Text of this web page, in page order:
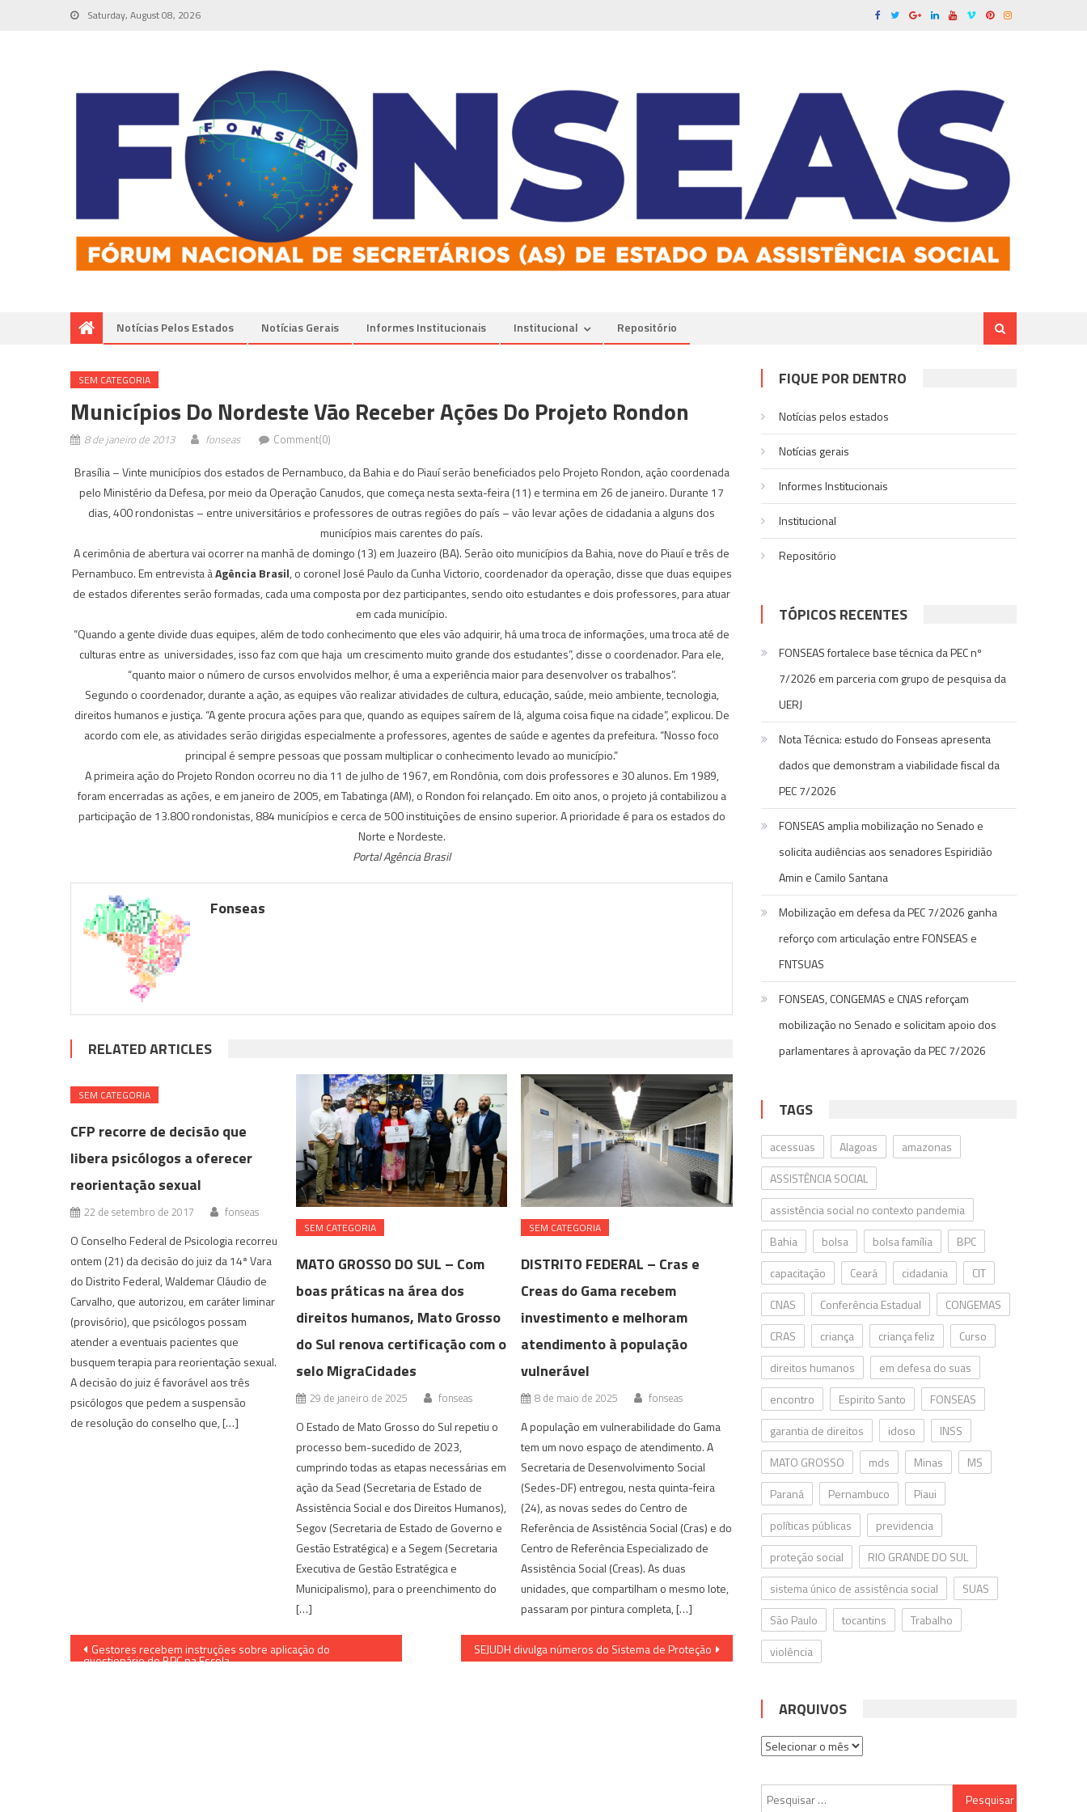
Saturday, August 08, 2026
Notícias Pelos Estados Notí­cias Gerais Informes Institucionais Institucional Repositório
SEM CATEGORIA
Municípios Do Nordeste Vão Receber Ações Do Projeto Rondon
8 de janeiro de 2013 fonseas Comment(0)
Brasília – Vinte municípios dos estados de Pernambuco, da Bahia e do Piauí serão beneficiados pelo Projeto Rondon, ação coordenada
pelo Ministério da Defesa, por meio da Operação Canudos, que começa nesta sexta-feira (11) e termina em 26 de janeiro. Durante 17
dias, 400 rondonistas – entre universitários e professores de outras regiões do país – vão levar ações de cidadania a alguns dos
municípios mais carentes do país.
A cerimônia de abertura vai ocorrer na manhã de domingo (13) em Juazeiro (BA). Serão oito municípios da Bahia, nove do Piauí e três de
Pernambuco. Em entrevista àAgência Brasil, o coronel José Paulo da Cunha Victorio, coordenador da operação, disse que duas equipes
de estados diferentes serão formadas, cada uma composta por dez participantes, sendo oito estudantes e dois professores, para atuar
em cada município.
“Quando a gente divide duas equipes, além de todo conhecimento que eles vão adquirir, há uma troca de informações, uma troca até de
culturas entre as universidades, isso faz com que haja um crescimento muito grande dos estudantes”, disse o coordenador. Para ele,
“quanto maior o número de cursos envolvidos melhor, é uma a experiência maior para desenvolver os trabalhos”.
Segundo o coordenador, durante a ação, as equipes vão realizar atividades de cultura, educação, saúde, meio ambiente, tecnologia,
direitos humanos e justiça. “A gente procura ações para que, quando as equipes saírem de lá, alguma coisa fique na cidade”, explicou. De
acordo com ele, as atividades serão dirigidas especialmente a professores, agentes de saúde e agentes da prefeitura. “Nosso foco
principal é sempre pessoas que possam multiplicar o conhecimento levado ao município.”
A primeira ação do Projeto Rondon ocorreu no dia 11 de julho de 1967, em Rondônia, com dois professores e 30 alunos. Em 1989,
foram encerradas as ações, e em janeiro de 2005, em Tabatinga (AM), o Rondon foi relançado. Em oito anos, o projeto já contabilizou a
participação de 13.800 rondonistas, 884 municípios e cerca de 500 instituições de ensino superior. A prioridade é para os estados do
Norte e Nordeste.
Portal Agência Brasil
Fonseas
RELATED ARTICLES
SEM CATEGORIA
CFP recorre de decisão que
libera psicólogos a oferecer
reorientação sexual
22 de setembro de 2017 fonseas
O Conselho Federal de Psicologia recorreu
ontem (21) da decisão do juiz da 14ª Vara
do Distrito Federal, Waldemar Cláudio de
Carvalho, que autorizou, em caráter liminar
(provisório), que psicólogos possam
atender a eventuais pacientes que
busquem terapia para reorientação sexual.
A decisão do juiz é favorável aos três
psicólogos que pedem a suspensão
de resolução do conselho que, […]
SEM CATEGORIA
MATO GROSSO DO SUL – Com
boas práticas na área dos
direitos humanos, Mato Grosso
do Sul renova certificação com o
selo MigraCidades
29 de janeiro de 2025 fonseas
O Estado de Mato Grosso do Sul repetiu o
processo bem-sucedido de 2023,
cumprindo todas as etapas necessárias em
ação da Sead (Secretaria de Estado de
Assistência Social e dos Direitos Humanos),
Segov (Secretaria de Estado de Governo e
Gestão Estratégica) e a Segem (Secretaria
Executiva de Gestão Estratégica e
Municipalismo), para o preenchimento do
[…]
SEM CATEGORIA
DISTRITO FEDERAL – Cras e
Creas do Gama recebem
investimento e melhoram
atendimento à população
vulnerável
8 de maio de 2025 fonseas
A população em vulnerabilidade do Gama
tem um novo espaço de atendimento. A
Secretaria de Desenvolvimento Social
(Sedes-DF) entregou, nesta quinta-feira
(24), as novas sedes do Centro de
Referência de Assistência Social (Cras) e do
Centro de Referência Especializado de
Assistência Social (Creas). As duas
unidades, que compartilham o mesmo lote,
passaram por pintura completa, […]
Navegação
Gestores recebem instruções sobre aplicação do
questionário do BPC na Escola
SEJUDH divulga números do Sistema de Proteção
FIQUE POR DENTRO
Notícias pelos estados
Notí­cias gerais
Informes Institucionais
Institucional
Repositório
TÓPICOS RECENTES
FONSEAS fortalece base técnica da PEC nº
7/2026 em parceria com grupo de pesquisa da
UERJ
Nota Técnica: estudo do Fonseas apresenta
dados que demonstram a viabilidade fiscal da
PEC 7/2026
FONSEAS amplia mobilização no Senado e
solicita audiências aos senadores Espiridião
Amin e Camilo Santana
Mobilização em defesa da PEC 7/2026 ganha
reforço com articulação entre FONSEAS e
FNTSUAS
FONSEAS, CONGEMAS e CNAS reforçam
mobilização no Senado e solicitam apoio dos
parlamentares à aprovação da PEC 7/2026
TAGS
acessuas Alagoas
amazonas
ASSISTÊNCIA SOCIAL
assistência social no contexto pandemia
Bahia
bolsa bolsa família
BPC
capacitação
Ceará cidadania
CIT
CNAS
Conferência Estadual
CONGEMAS
CRAS
criança criança feliz
Curso
direitos humanos
em defesa do suas
encontro
Espirito Santo
FONSEAS
garantia de direitos
idoso
INSS
MATO GROSSO
mds Minas
MS
Paraná
Pernambuco
Piaui
políticas públicas
previdencia
proteção social
RIO GRANDE DO SUL
sistema único de assistência social
SUAS
São Paulo
tocantins
Trabalho
violência
ARQUIVOS
Arquivos
Pesquisar